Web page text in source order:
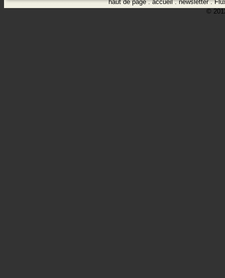
haut de page.accueil.newsletter.
©